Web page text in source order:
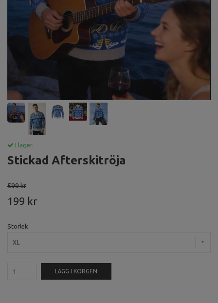
I lager.
Stickad Afterskitröja
599 kr
199 kr
Storlek
XL
LÄGG I KORGEN